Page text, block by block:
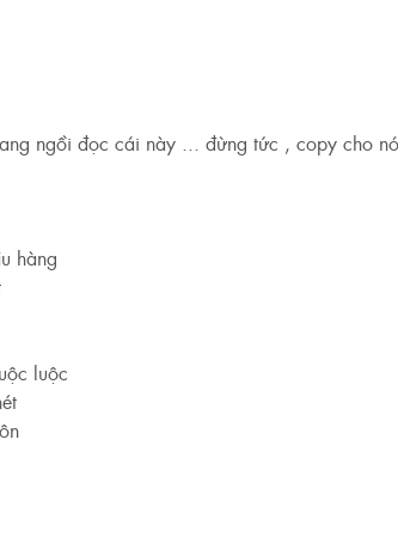
ngồi đọc cái này ... đừng tức , copy cho
hàng
luộc